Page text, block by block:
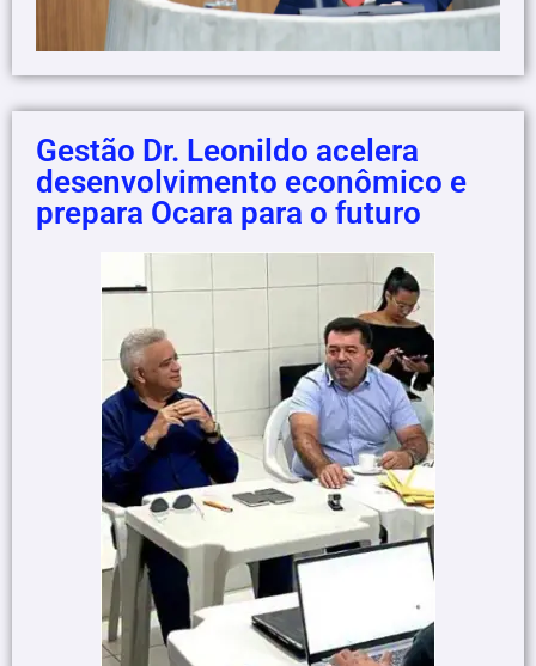
Gestão Dr. Leonildo acelera
desenvolvimento econômico e
prepara Ocara para o futuro